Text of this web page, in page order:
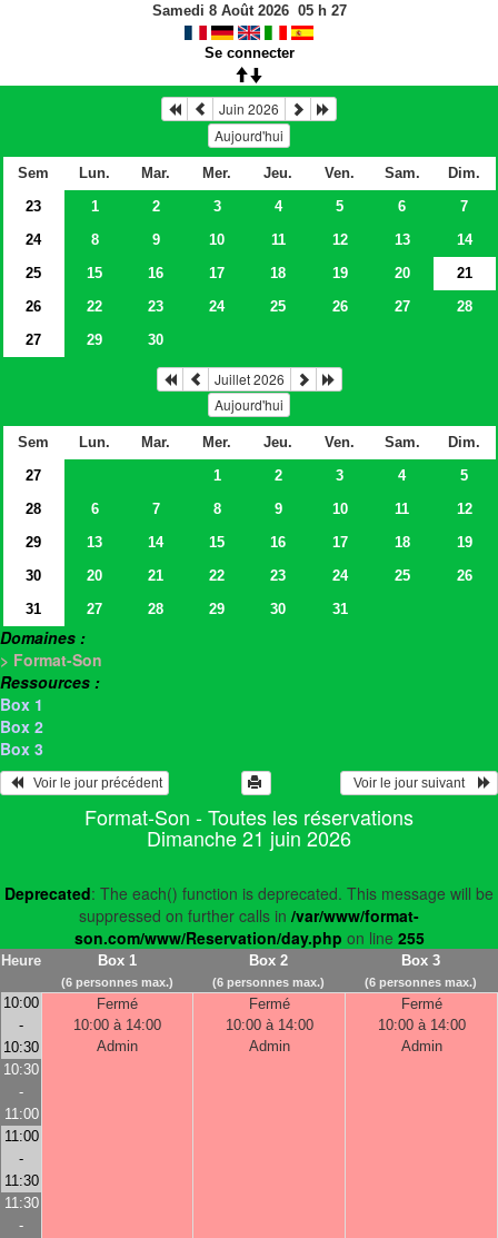
Samedi 8 Août 2026 05h 27
Se connecter
Juin 2026
Aujourd'hui
Sem Lun. Mar. Mer. Jeu. Ven. Sam.
Dim.
23
1 2 3 4 5 6
7
24
8 9 10 11 12 13
14
25
15 16 17 18 19 20
21
26
22 23 24 25 26 27
28
27
29 30
Juillet 2026
Aujourd'hui
Sem Lun. Mar. Mer. Jeu. Ven. Sam.
Dim.
27
1 2 3 4
5
28
6 7 8 9 10 11
12
29
13 14 15 16 17 18
19
30
20 21 22 23 24 25
26
31
27 28 29 30 31
Domaines :
> Format-Son
Ressources :
Box 1
Box 2
Box 3
   Voir le jour précédent
  Voir le jour suivant
Format-Son - Toutes les réservations
Dimanche 21 juin 2026
Deprecated: The each() function is deprecated. This message will be
suppressed on further calls in /var/www/format-
son.com/www/Reservation/day.php on line 255
Heure Box 1
(6 personnes max.)
Box 2
(6 personnes max.)
Box 3
(6 personnes max.)
10:00
-
10:30
Fermé
10:00 à 14:00
Admin
Fermé
10:00 à 14:00
Admin
Fermé
10:00 à 14:00
Admin
10:30
-
11:00
11:00
-
11:30
11:30
-